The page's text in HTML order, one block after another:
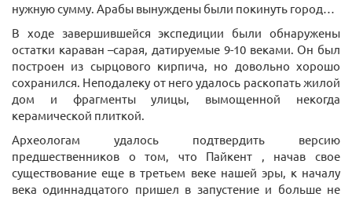
нужную сумму. Арабы вынуждены были покинуть город…
В ходе завершившейся экспедиции были обнаружены
остатки караван –сарая, датируемые 9-10 веками. Он был
построен из сырцового кирпича, но довольно хорошо
сохранился. Неподалеку от него удалось раскопать жилой
дом и фрагменты улицы, вымощенной некогда
керамической плиткой.
Археологам удалось подтвердить версию
предшественников о том, что Пайкент , начав свое
существование еще в третьем веке нашей эры, к началу
века одиннадцатого пришел в запустение и больше не